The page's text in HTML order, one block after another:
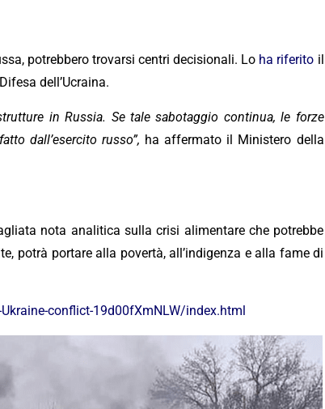
potrebbero trovarsi centri decisionali. Lo ha riferito il
dell’Ucraina.
in Russia. Se tale sabotaggio continua, le forze
dall’esercito russo”, ha affermato il Ministero della
nota analitica sulla crisi alimentare che potrebbe
potrà portare alla povertà, all’indigenza e alla fame di
conflict-19d00fXmNLW/index.html